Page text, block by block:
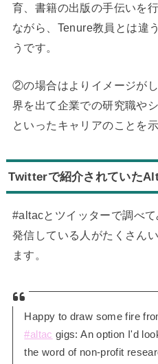
育、書籍の出版の手伝いを
ながら、Tenure教員とは違
うです。
②の場合はよりイメージが
界を出て企業での研究職や
といったキャリアのことを
Twitterで紹介されていた
#altacとツイッターで調べ
発信している人がたくさん
ます。
Happy to draw some fire
#altac gigs: An option I'd
the word of non-profit